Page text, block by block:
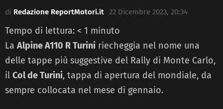
di Redazione ReportMotori.it 22 Dicembre 2023, 20:34
Tempo di lettura: < 1 minuto
La Alpine A110 R Turini riecheggia nel nome una
delle tappe più suggestive del Rally di Monte Carlo,
il Col de Turini, tappa di apertura del mondiale, da
sempre collocata nel mese di gennaio.